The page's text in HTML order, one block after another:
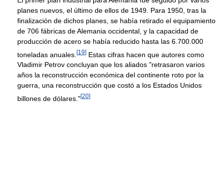
planes nuevos, el último de ellos de 1949. Para 1950, tras la
finalización de dichos planes, se había retirado el equipamiento
de 706 fábricas de Alemania occidental, y la capacidad de
producción de acero se había reducido hasta las 6.700.000
toneladas anuales. [19] Estas cifras hacen que autores como
Vladimir Petrov concluyan que los aliados "retrasaron varios
años la reconstrucción económica del continente roto por la
guerra, una reconstrucción que costó a los Estados Unidos
billones de dólares."[20]